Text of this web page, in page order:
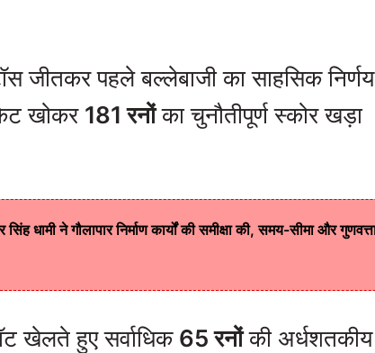
जीतकर पहले बल्लेबाजी का साहसिक निर्णय
खोकर 181 रनोंका चुनौतीपूर्ण स्कोर खड़ा
धामी ने गौलापार निर्माण कार्यों की समीक्षा की, समय-सीमा और
खेलते हुए सर्वाधिक 65 रनोंकी अर्धशतकीय